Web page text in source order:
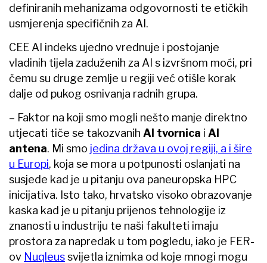
definiranih mehanizama odgovornosti te etičkih
usmjerenja specifičnih za AI.
CEE AI indeks ujedno vrednuje i postojanje
vladinih tijela zaduženih za AI s izvršnom moći, pri
čemu su druge zemlje u regiji već otišle korak
dalje od pukog osnivanja radnih grupa.
– Faktor na koji smo mogli nešto manje direktno
utjecati tiče se takozvanih AI tvornica i AI
antena. Mi smo jedina država u ovoj regiji, a i šire
u Europi, koja se mora u potpunosti oslanjati na
susjede kad je u pitanju ova paneuropska HPC
inicijativa. Isto tako, hrvatsko visoko obrazovanje
kaska kad je u pitanju prijenos tehnologije iz
znanosti u industriju te naši fakulteti imaju
prostora za napredak u tom pogledu, iako je FER-
ov Nuqleussvijetla iznimka od koje mnogi mogu